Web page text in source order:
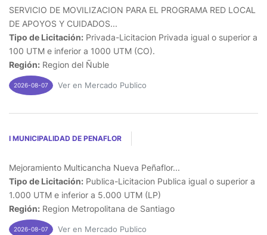
SERVICIO DE MOVILIZACION PARA EL PROGRAMA RED LOCAL
DE APOYOS Y CUIDADOS...
Tipo de Licitación: Privada-Licitacion Privada igual o superior a
100 UTM e inferior a 1000 UTM (CO).
Región: Region del Ñuble
2026-08-07 Ver en Mercado Publico
I MUNICIPALIDAD DE PENAFLOR
Mejoramiento Multicancha Nueva Peñaflor...
Tipo de Licitación: Publica-Licitacion Publica igual o superior a
1.000 UTM e inferior a 5.000 UTM (LP)
Región: Region Metropolitana de Santiago
2026-08-07 Ver en Mercado Publico